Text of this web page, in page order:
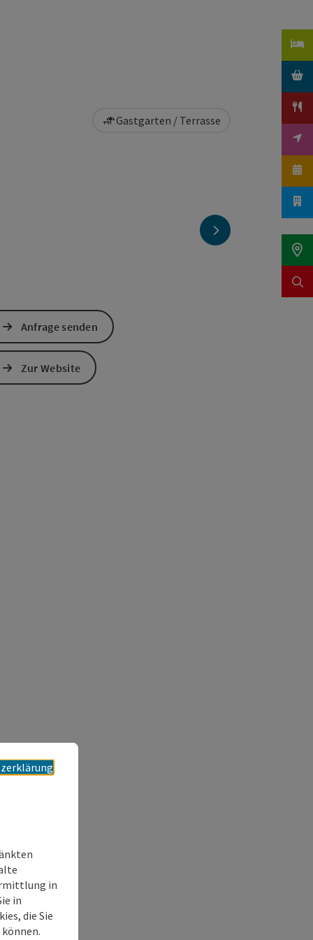
nächstes Element
Gastgarten / Terrasse
öffnenöffnen
Anfrage senden
Zur Website
in
in
die Sie